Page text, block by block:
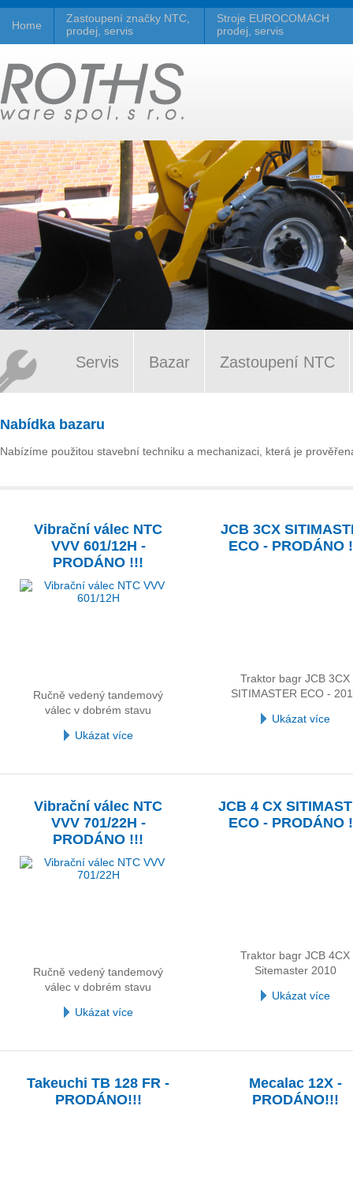
Home
Zastoupení značky NTC,
prodej, servis
Stroje EUROCOMACH
prodej, servis
Servis Bazar Zastoupení NTC
Nabídka bazaru
Nabízíme použitou stavební techniku a mechanizaci, která je
Vibrační válec NTC
VVV 601/12H -
PRODÁNO !!!
Ručně vedený tandemový
válec v dobrém stavu
Ukázat více
JCB 3CX
ECO - PRODÁNO
Traktor bagr JCB 3CX
SITIMASTER ECO -
Ukázat více
Vibrační válec NTC
VVV 701/22H -
PRODÁNO !!!
Ručně vedený tandemový
válec v dobrém stavu
Ukázat více
JCB 4 CX
ECO - PRODÁNO
Traktor bagr JCB 4CX
Sitemaster 2010
Ukázat více
Takeuchi TB 128 FR -
PRODÁNO!!!
Mecalac 12X -
PRODÁNO!!!